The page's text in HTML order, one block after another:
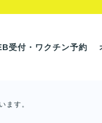
受付・ワクチン予約
ます。